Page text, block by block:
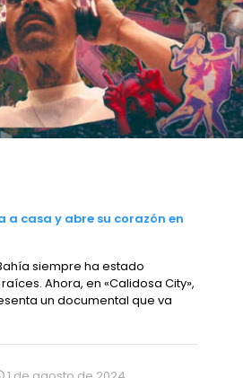
a casa y abre su corazón en
siempre ha estado
Ahora, en «Calidosa City»,
un documental que va